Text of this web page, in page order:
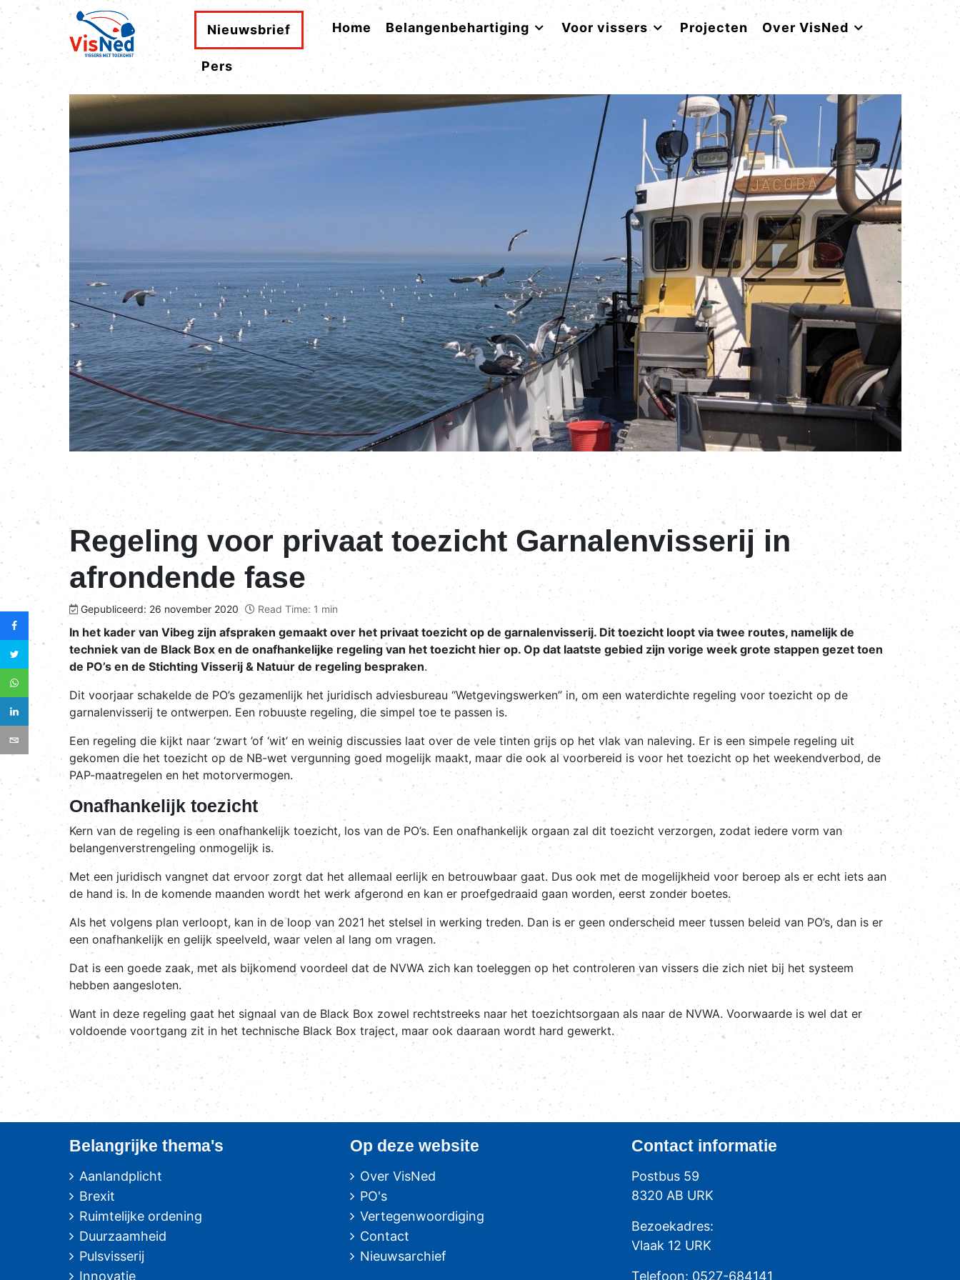
Nieuwsbrief Home Belangenbehartiging Voor vissers Projecten Over VisNed
Pers
Regeling voor privaat toezicht Garnalenvisserij in
afrondende fase
Gepubliceerd: 26 november 2020 Read Time: 1 min
In het kader van Vibeg zijn afspraken gemaakt over het privaat toezicht op de garnalenvisserij. Dit toezicht loopt via twee routes, namelijk de
techniek van de Black Box en de onafhankelijke regeling van het toezicht hier op. Op dat laatste gebied zijn vorige week grote stappen gezet toen
de PO’s en de Stichting Visserij & Natuur de regeling bespraken.
Dit voorjaar schakelde de PO’s gezamenlijk het juridisch adviesbureau “Wetgevingswerken” in, om een waterdichte regeling voor toezicht op de
garnalenvisserij te ontwerpen. Een robuuste regeling, die simpel toe te passen is.
Een regeling die kijkt naar ‘zwart ’of ‘wit’ en weinig discussies laat over de vele tinten grijs op het vlak van naleving. Er is een simpele regeling uit
gekomen die het toezicht op de NB-wet vergunning goed mogelijk maakt, maar die ook al voorbereid is voor het toezicht op het weekendverbod, de
PAP-maatregelen en het motorvermogen.
Onafhankelijk toezicht
Kern van de regeling is een onafhankelijk toezicht, los van de PO’s. Een onafhankelijk orgaan zal dit toezicht verzorgen, zodat iedere vorm van
belangenverstrengeling onmogelijk is.
Met een juridisch vangnet dat ervoor zorgt dat het allemaal eerlijk en betrouwbaar gaat. Dus ook met de mogelijkheid voor beroep als er echt iets aan
de hand is. In de komende maanden wordt het werk afgerond en kan er proefgedraaid gaan worden, eerst zonder boetes.
Als het volgens plan verloopt, kan in de loop van 2021 het stelsel in werking treden. Dan is er geen onderscheid meer tussen beleid van PO’s, dan is er
een onafhankelijk en gelijk speelveld, waar velen al lang om vragen.
Dat is een goede zaak, met als bijkomend voordeel dat de NVWA zich kan toeleggen op het controleren van vissers die zich niet bij het systeem
hebben aangesloten.
Want in deze regeling gaat het signaal van de Black Box zowel rechtstreeks naar het toezichtsorgaan als naar de NVWA. Voorwaarde is wel dat er
voldoende voortgang zit in het technische Black Box traject, maar ook daaraan wordt hard gewerkt.
Belangrijke thema's
Aanlandplicht
Brexit
Ruimtelijke ordening
Duurzaamheid
Pulsvisserij
Innovatie
Op deze website
Over VisNed
PO's
Vertegenwoordiging
Contact
Nieuwsarchief
Contactinformatie
Postbus 59
8320 AB URK
Bezoekadres:
Vlaak 12 URK
Telefoon: 0527-684141